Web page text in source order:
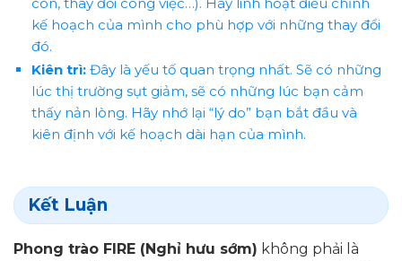
kế hoạch của mình cho phù hợp với những thay đổi
đó.
Kiên trì:Đây là yếu tố quan trọng nhất. Sẽ có những
lúc thị trường sụt giảm, sẽ có những lúc bạn cảm
thấy nản lòng. Hãy nhớ lại “lý do” bạn bắt đầu và
kiên định với kế hoạch dài hạn của mình.
Kết Luận
Phong trào FIRE (Nghỉ hưu sớm) không phải là